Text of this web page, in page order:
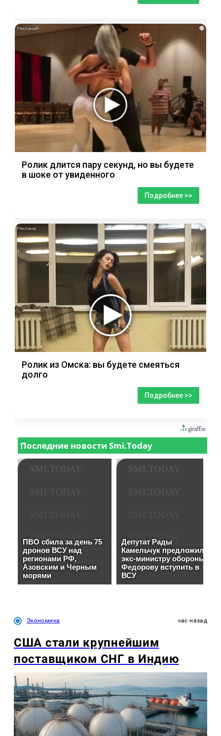
i
Ролик длится пару секунд, но вы будете
в шоке от увиденного
Подробнее >>
i
Ролик из Омска: вы будете смеяться
долго
Подробнее >>
Экономика час назад
США стали крупнейшим
поставщиком СНГ в Индию